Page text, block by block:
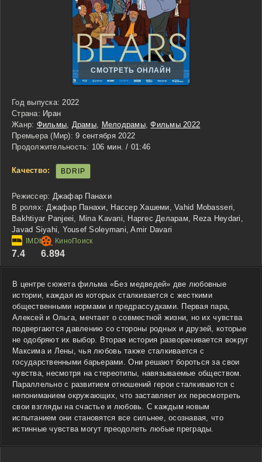
СМОТРЕТЬ ОНЛАЙН
Год выпуска: 2022
Страна: Иран
Жанр: Фильмы Драмы, Мелодрамы,Фильмы 2022
Премьера (Мир): 9 сентября 2022
Продолжительность: 106 мин. / 01:46
Качество: BDRIP
Режиссер: Джафар Панахи
В ролях: Джафар Панахи, Нассер Хашеми, Vahid Mobasseri,
Bakhtiyar Panjeei, Mina Kavani, Наргес Деларам, Reza Heydari,
Javad Siyahi, Yousef Soleymani, Amir Davari
7.4 6.894
В центре сюжета фильма «Без медведей» две любовные
истории, каждая из которых сталкивается с жесткими
общественными нормами и предрассудками. Первая пара,
Алексей и Ольга, мечтает о совместной жизни, но их чувства
подвергаются давлению со стороны родных и друзей, которые
не одобряют их выбор. Вторая история разворачивается вокруг
Максима и Лены, чья любовь также сталкивается с
государственными барьерами. Они решают бороться за свои
чувства, несмотря на стереотипы, навязываемые обществом.
Параллельно с развитием отношений герои сталкиваются с
непониманием окружающих, что заставляет их пересмотреть
свои взгляды на счастье и любовь. С каждым новым
испытанием они становятся все сильнее, осознавая, что
истинные чувства могут преодолеть любые преграды.